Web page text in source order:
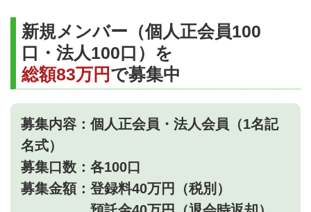
新規メンバー（個人正会員100
口・法人100口）を
総額83万円で募集中
募集内容：個人正会員・法人会員（1名記
名式）
募集口数：各100口
募集金額：登録料40万円（税別）